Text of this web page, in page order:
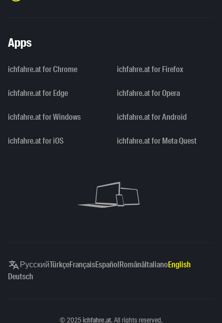
Apps
ichfahre.at for Chrome ichfahre.at for Firefox
ichfahre.at for Edge ichfahre.at for Opera
ichfahre.at for Windows ichfahre.at for Android
ichfahre.at for iOS ichfahre.at for Meta Quest
РусскийTürkçeFrançaisEspañolRomânăItalianoEnglish
Deutsch
Copyright
© 2025ichfahre.at. All rights reserved.